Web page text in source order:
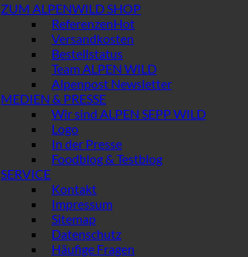
ZUM ALPENWILD SHOP
Referenzen
Versandkosten
Bestellstatus
Team ALPEN WILD
Alpenpost Newsletter
MEDIEN & PRESSE
Wir sind ALPEN SEPP WILD
Logo
In der Presse
Foodblog & Testblog
SERVICE
Kontakt
Impressum
Sitemap
Datenschutz
Häufige Fragen